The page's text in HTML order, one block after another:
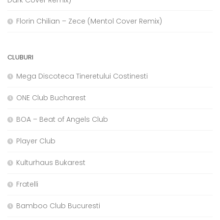
Florin Chilian – Zece (Mentol Cover Remix)
CLUBURI
Mega Discoteca Tineretului Costinesti
ONE Club Bucharest
BOA – Beat of Angels Club
Player Club
Kulturhaus Bukarest
Fratelli
Bamboo Club Bucuresti